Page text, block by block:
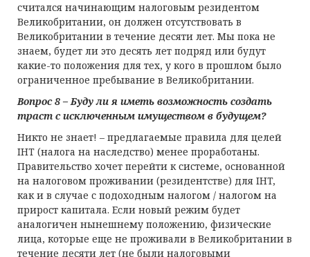
считался начинающим налоговым резидентом
Великобритании, он должен отсутствовать в
Великобритании в течение десяти лет. Мы пока не
знаем, будет ли это десять лет подряд или будут
какие-то положения для тех, у кого в прошлом было
ограниченное пребывание в Великобритании.
Вопрос 8 – Буду ли я иметь возможность создать
траст с исключенным имуществом в будущем?
Никто не знает! – предлагаемые правила для целей
IHT (налога на наследство) менее проработаны.
Правительство хочет перейти к системе, основанной
на налоговом проживании (резидентстве) для IHT,
как и в случае с подоходным налогом / налогом на
прирост капитала. Если новый режим будет
аналогичен нынешнему положению, физические
лица, которые еще не проживали в Великобритании в
течение десяти лет (не были налоговыми